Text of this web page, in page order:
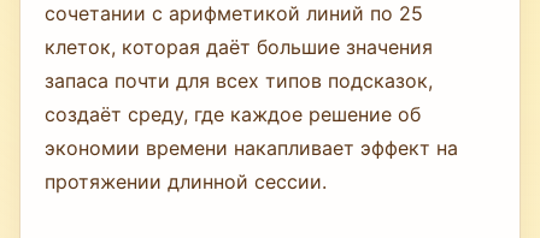
сочетании с арифметикой линий по 25
клеток, которая даёт большие значения
запаса почти для всех типов подсказок,
создаёт среду, где каждое решение об
экономии времени накапливает эффект на
протяжении длинной сессии.